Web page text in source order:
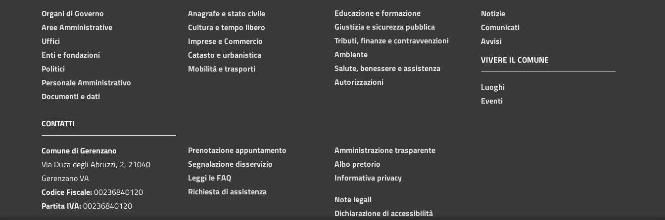
Organi di Governo
Aree Amministrative
Uffici
Enti e fondazioni
Politici
Personale Amministrativo
Documenti e dati
Anagrafe e stato civile
Cultura e tempo libero
Imprese e Commercio
Catasto e urbanistica
Mobilità e trasporti
Educazione e formazione
Giustizia e sicurezza pubblica
Tributi, finanze e contravvenzioni
Ambiente
Salute, benessere e assistenza
Autorizzazioni
Notizie
Comunicati
Avvisi
VIVERE IL COMUNE
Luoghi
Eventi
CONTATTI
Comune di Gerenzano
Via Duca degli Abruzzi, 2, 21040
Gerenzano VA
Codice Fiscale:00236840120
Partita IVA:00236840120
Prenotazione appuntamento
Segnalazione disservizio
Leggi le FAQ
Richiesta di assistenza
Amministrazione trasparente
Albo pretorio
Informativa privacy
Note legali
Dichiarazione di accessibilità